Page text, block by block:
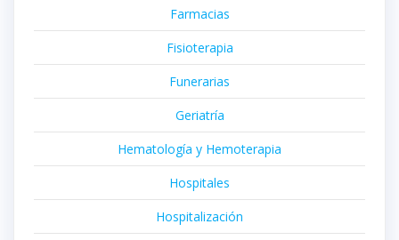
Farmacias
Fisioterapia
Funerarias
Geriatría
Hematología y Hemoterapia
Hospitales
Hospitalización